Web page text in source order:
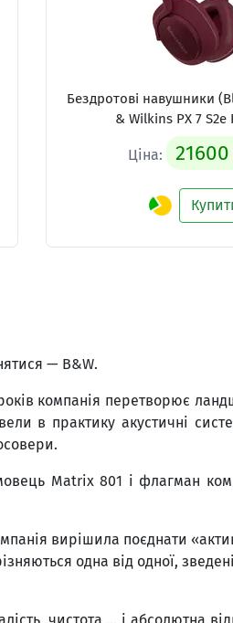
Бездротові навушники
& Wilkins PX 7 S2e
Ціна:
— B&W.
компанія перетворює
в практику акустичні
Matrix 801 і флагман
вирішила поєднати
одна від одної, зведені